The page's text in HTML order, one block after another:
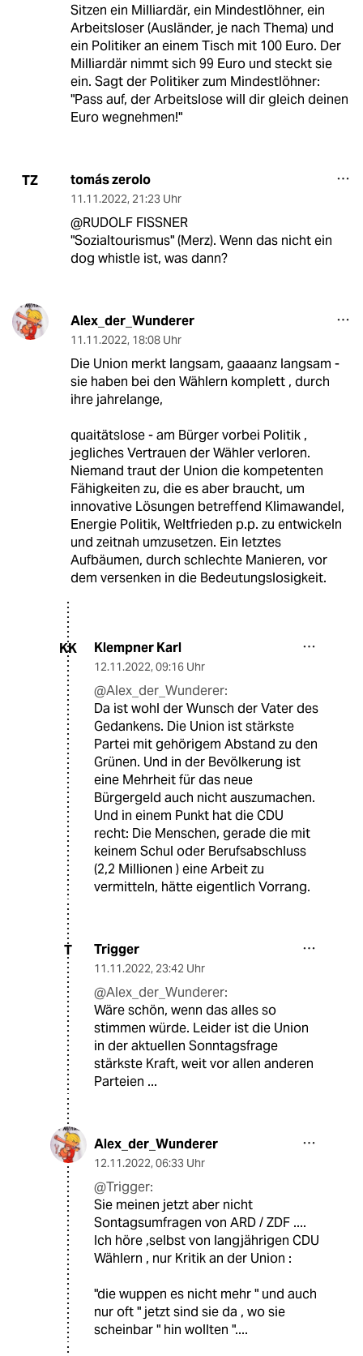
Sitzen ein Milliardär, ein Mindestlöhner, ein
Arbeitsloser (Ausländer, je nach Thema) und
ein Politiker an einem Tisch mit 100 Euro. Der
Milliardär nimmt sich 99 Euro und steckt sie
ein. Sagt der Politiker zum Mindestlöhner:
"Pass auf, der Arbeitslose will dir gleich deinen
Euro wegnehmen!"
TZ tomás zerolo
11.11.2022, 21:23 Uhr
@RUDOLF FISSNER
"Sozialtourismus" (Merz). Wenn das nicht ein
dog whistle ist, was dann?
Alex_der_Wunderer
11.11.2022, 18:08 Uhr
Die Union merkt langsam, gaaaanz langsam -
sie haben bei den Wählern komplett , durch
ihre jahrelange,
quaitätslose - am Bürger vorbei Politik ,
jegliches Vertrauen der Wähler verloren.
Niemand traut der Union die kompetenten
Fähigkeiten zu, die es aber braucht, um
innovative Lösungen betreffend Klimawandel,
Energie Politik, Weltfrieden p.p. zu entwickeln
und zeitnah umzusetzen. Ein letztes
Aufbäumen, durch schlechte Manieren, vor
dem versenken in die Bedeutungslosigkeit.
KK Klempner Karl
12.11.2022, 09:16 Uhr
@Alex_der_Wunderer:
Da ist wohl der Wunsch der Vater des
Gedankens. Die Union ist stärkste
Partei mit gehörigem Abstand zu den
Grünen. Und in der Bevölkerung ist
eine Mehrheit für das neue
Bürgergeld auch nicht auszumachen.
Und in einem Punkt hat die CDU
recht: Die Menschen, gerade die mit
keinem Schul oder Berufsabschluss
(2,2 Millionen ) eine Arbeit zu
vermitteln, hätte eigentlich Vorrang.
T Trigger
11.11.2022, 23:42 Uhr
@Alex_der_Wunderer:
Wäre schön, wenn das alles so
stimmen würde. Leider ist die Union
in der aktuellen Sonntagsfrage
stärkste Kraft, weit vor allen anderen
Parteien ...
Alex_der_Wunderer
12.11.2022, 06:33 Uhr
@Trigger:
Sie meinen jetzt aber nicht
Sontagsumfragen von ARD / ZDF ....
Ich höre ,selbst von langjährigen CDU
Wählern , nur Kritik an der Union :
"die wuppen es nicht mehr " und auch
nur oft " jetzt sind sie da , wo sie
scheinbar " hin wollten "....